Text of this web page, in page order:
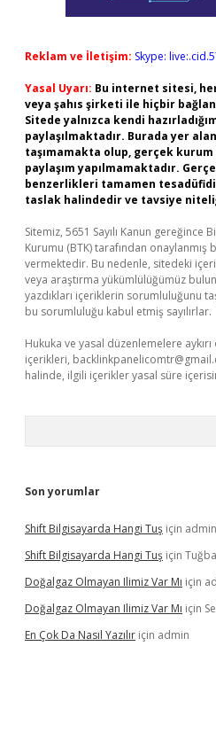
Reklam ve İletişim: Skype:
Yasal Uyarı: Bu internet sitesi,
veya şahıs şirketi ile hiçbir
Sitede yalnızca kendi
paylaşılmaktadır. Burada yer
taşımamakta olup, gerçek
paylaşım yapılmamaktadır.
benzerlikleri tamamen
taslak halindedir ve tavsiye
Sitemiz, 5651 Sayılı Kanun gereğince
Kurumu (BTK) tarafından onaylanmış
vermektedir. Bu nedenle, sitedeki
veya araştırma yükümlülüğümüz
yazdıkları içeriklerin sorumluluğunu
bu sorumluluğu kabul etmiş sayılırlar.
Hukuka ve yasal düzenlemelere
içerikleri,
halinde, ilgili içerikler yasal süre
Son yorumlar
Shift Bilgisayarda Hangi Tuş için admin
Shift Bilgisayarda Hangi Tuş için Tuğba
Doğalgaz Olmayan Ilimiz Var Mı için
Doğalgaz Olmayan Ilimiz Var Mı için
En Çok Da Nasıl Yazılır için admin